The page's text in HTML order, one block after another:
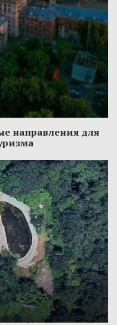
направления для